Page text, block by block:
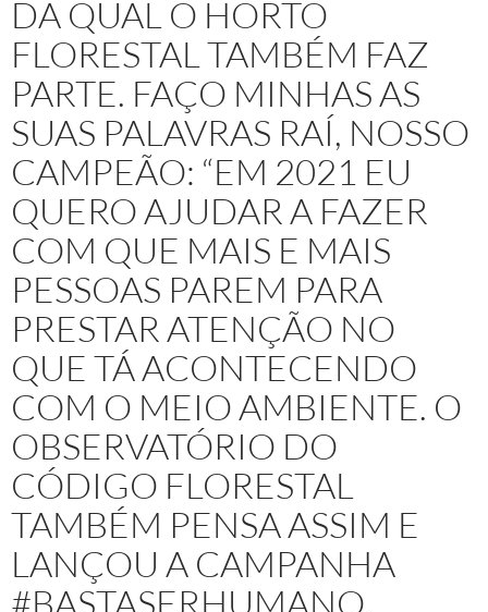
DA QUAL O HORTO
FLORESTAL TAMBÉM FAZ
PARTE. FAÇO MINHAS AS
SUAS PALAVRAS RAÍ, NOSSO
CAMPEÃO: “EM 2021 EU
QUERO AJUDAR A FAZER
COM QUE MAIS E MAIS
PESSOAS PAREM PARA
PRESTAR ATENÇÃO NO
QUE TÁ ACONTECENDO
COM O MEIO AMBIENTE. O
OBSERVATÓRIO DO
CÓDIGO FLORESTAL
TAMBÉM PENSA ASSIM E
LANÇOU A CAMPANHA
#BASTASERHUMANO.